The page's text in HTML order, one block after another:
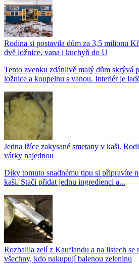
Rodina si postavila dům za 3,5 milionu
dvě ložnice, vana i kuchyň do U
Tento zvenku zdánlivě malý dům skrývá
ložnice a koupelnu s vanou. Interiér je
Jedna lžíce zakysané smetany v kaši.
várky najednou
Díky tomuto snadnému tipu si připravíte
kaši. Stačí přidat jednu ingredienci a...
Rozbalila zelí z Kauflandu a na listech se
všechny, kdo nakupují balenou zeleninu